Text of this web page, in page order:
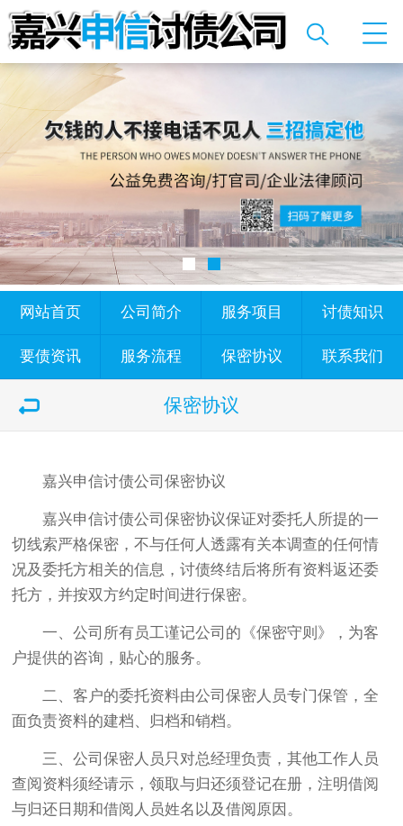
网站首页 公司简介 服务项目 讨债知识
要债资讯 服务流程 保密协议 联系我们
保密协议
嘉兴申信讨债公司保密协议
嘉兴申信讨债公司保密协议保证对委托人所提的一
切线索严格保密，不与任何人透露有关本调查的任何情
况及委托方相关的信息，讨债终结后将所有资料返还委
托方，并按双方约定时间进行保密。
一、公司所有员工谨记公司的《保密守则》，为客
户提供的咨询，贴心的服务。
二、客户的委托资料由公司保密人员专门保管，全
面负责资料的建档、归档和销档。
三、公司保密人员只对总经理负责，其他工作人员
查阅资料须经请示，领取与归还须登记在册，注明借阅
与归还日期和借阅人员姓名以及借阅原因。